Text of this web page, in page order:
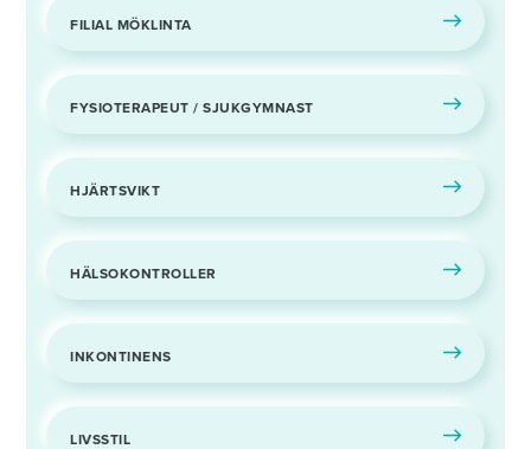
FILIAL MÖKLINTA
FYSIOTERAPEUT / SJUKGYMNAST
HJÄRTSVIKT
HÄLSOKONTROLLER
INKONTINENS
LIVSSTIL